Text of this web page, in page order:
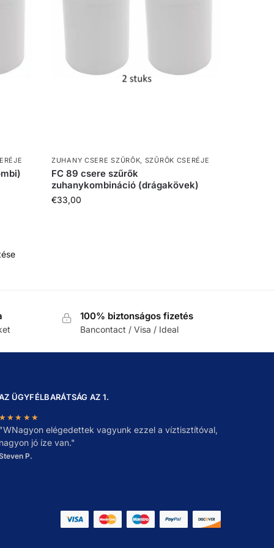
ZUHANY CSERE SZŰRŐK, SZŰRŐK CSERÉJE
FC 89 csere szűrők
zuhanykombináció (drágakövek)
€33,00
100% biztonságos fizetés
Bancontact / Visa / Ideal
ÜGYFÉLBARÁTSÁG AZ 1.
WNagyon elégedettek vagyunk ezzel a víztisztítóval,
jó íze van."
P.